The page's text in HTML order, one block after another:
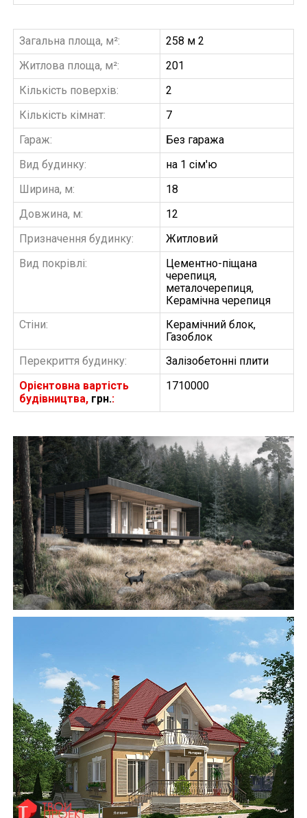
Загальна площа, м²:
258 м 2
Житлова площа, м²:
201
Кількість поверхів:
2
Кількість кімнат:
7
Гараж:
Без гаража
Вид будинку:
на 1 сім'ю
Ширина, м:
18
Довжина, м:
12
Призначення будинку:
Житловий
Вид покрівлі:
Цементно-піщана
черепиця,
металочерепиця,
Керамічна черепиця
Стіни:
Керамічний блок,
Газоблок
Перекриття будинку:
Залізобетонні плити
Орієнтовна вартість
будівництва, грн.:
1710000
БУДІВНИЦТВО БУДИНКІВ
З
АББ”ТВІЙ ПРОЕКТ”
Замовити будівництво